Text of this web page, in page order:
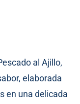
al Ajillo,
elaborada
en una delicada